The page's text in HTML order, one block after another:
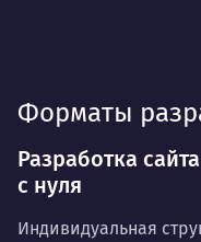
Форматы
Разработка
с нуля
Индивидуальная